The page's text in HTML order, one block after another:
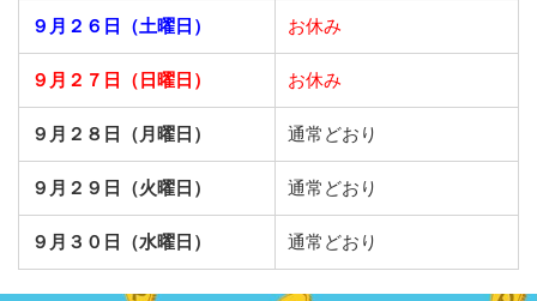
９月２６日（土曜日） お休み
９月２７日（日曜日） お休み
９月２８日（月曜日） 通常どおり
９月２９日（火曜日） 通常どおり
９月３０日（水曜日） 通常どおり